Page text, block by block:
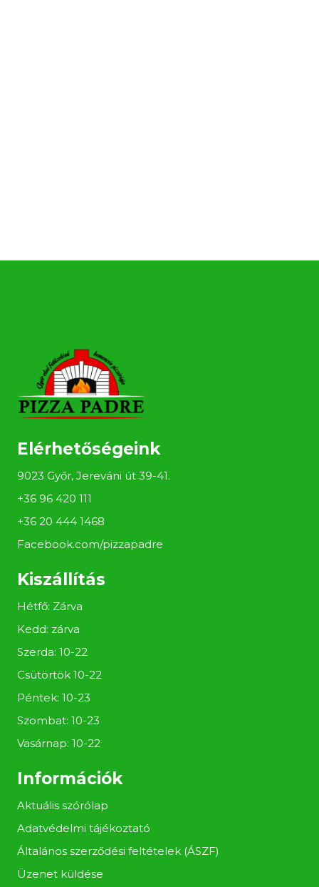
Elérhetőségeink
9023 Győr, Jereváni út 39-41.
+36 96 420 111
+36 20 444 1468
Facebook.com/pizzapadre
Kiszállítás
Hétfő: Zárva
Kedd: zárva
Szerda: 10-22
Csütörtök 10-22
Péntek: 10-23
Szombat: 10-23
Vasárnap: 10-22
Információk
Aktuális szórólap
Adatvédelmi tájékoztató
Általános szerződési feltételek (ÁSZF)
Üzenet küldése